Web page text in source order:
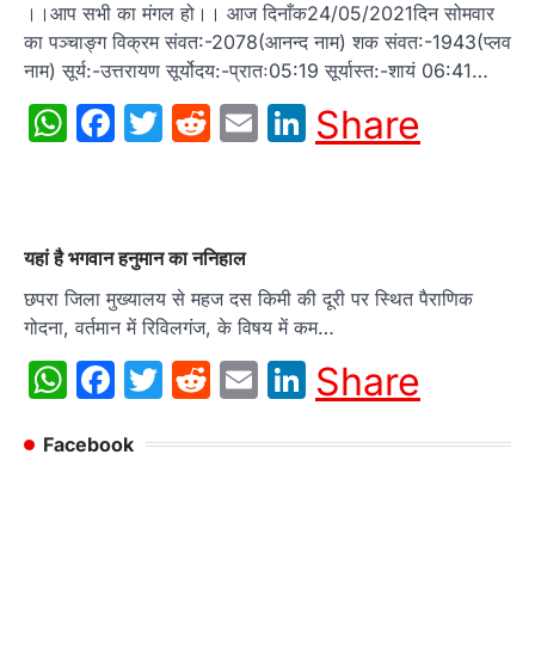
।।आप सभी का मंगल हो।। आज दिनाँक24/05/2021दिन सोमवार
का पञ्चाङ्ग विक्रम संवत:-2078(आनन्द नाम) शक संवत:-1943(प्लव
नाम) सूर्य:-उत्तरायण सूर्योदय:-प्रातः05:19 सूर्यास्त:-शायं 06:41…
WhatsApp
Facebook
Twitter
Reddit
EmailLinkedIn
Share
यहां है भगवान हनुमान का ननिहाल
छपरा जिला मुख्यालय से महज दस किमी की दूरी पर स्थित पैराणिक
गोदना, वर्तमान में रिविलगंज, के विषय में कम…
WhatsApp
Facebook
Twitter
Reddit
EmailLinkedIn
Share
Facebook